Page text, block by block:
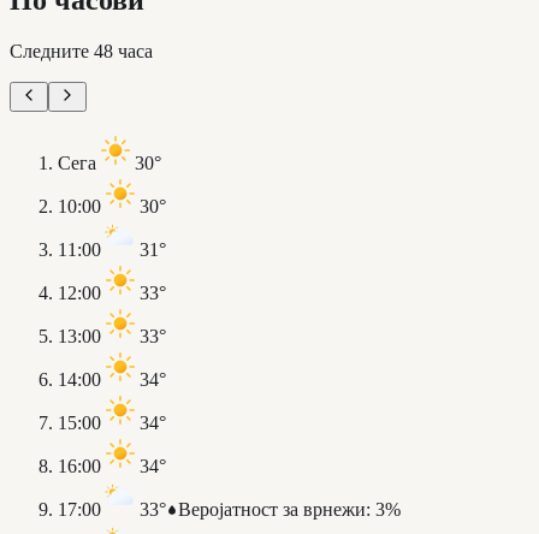
Следните 48 часа
Сега 30°
10:00 30°
11:00 31°
12:00 33°
13:00 33°
14:00 34°
15:00 34°
16:00 34°
17:00 33° Веројатност за врнежи: 3%